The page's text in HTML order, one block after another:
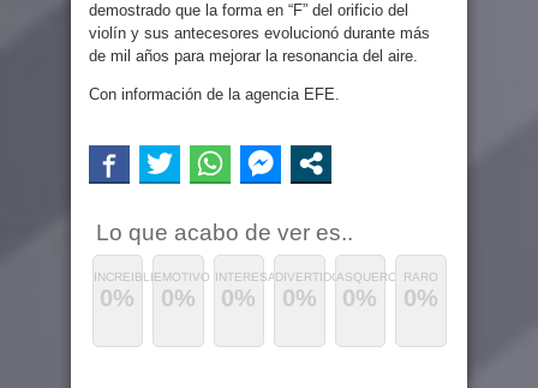
demostrado que la forma en “F” del orificio del
violín y sus antecesores evolucionó durante más
de mil años para mejorar la resonancia del aire.
Con información de la agencia EFE.
Lo que acabo de ver es..
INCREIBLE
0%
EMOTIVO
0%
INTERESANTE
0%
DIVERTIDO
0%
ASQUEROSO
0%
RARO
0%